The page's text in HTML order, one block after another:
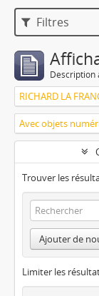
Filtres
Description
RICHARD LA
Avec objets
Trouver les
Ajouter de
Limiter les